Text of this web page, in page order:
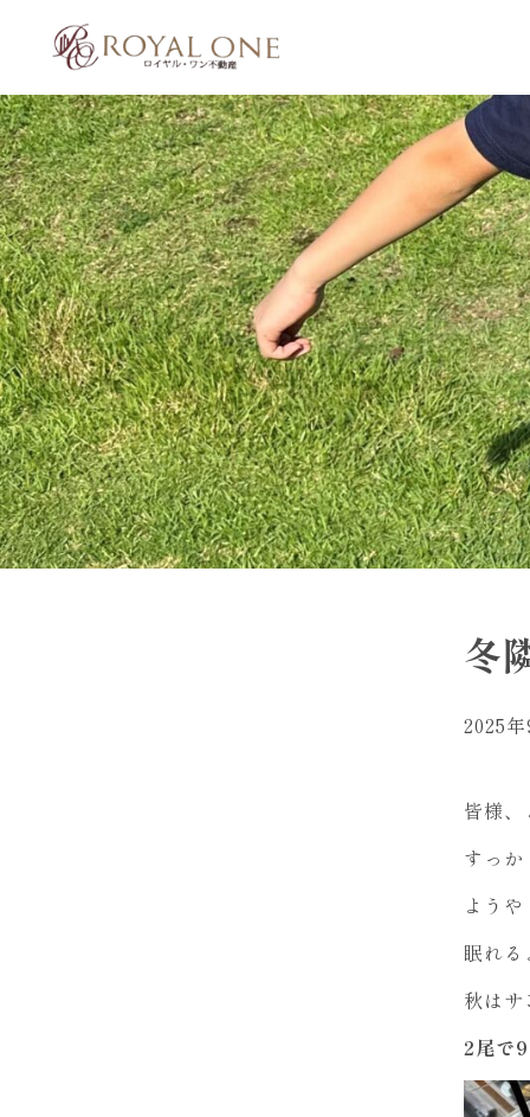
冬
2025
皆様
すっ
よう
眠れ
秋は
2尾で